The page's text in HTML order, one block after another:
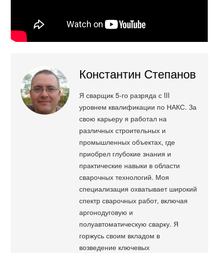
Константин Степанов
Я сварщик 5-го разряда с III
уровнем квалификации по НАКС. За
свою карьеру я работал на
различных строительных и
промышленных объектах, где
приобрел глубокие знания и
практические навыки в области
сварочных технологий. Моя
специализация охватывает широкий
спектр сварочных работ, включая
аргонодуговую и
полуавтоматическую сварку. Я
горжусь своим вкладом в
возведение ключевых